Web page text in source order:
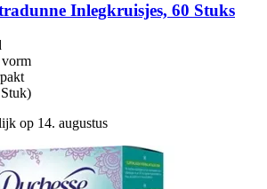
Inlegkruisjes, 60 Stuks
op 14. augustus